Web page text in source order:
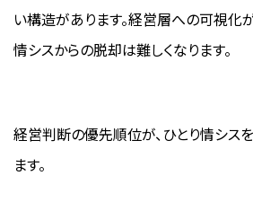
い構造があります。経営層への可視化
情シスからの脱却は難しくなります。
経営判断の優先順位が、ひとり情シス
ます。